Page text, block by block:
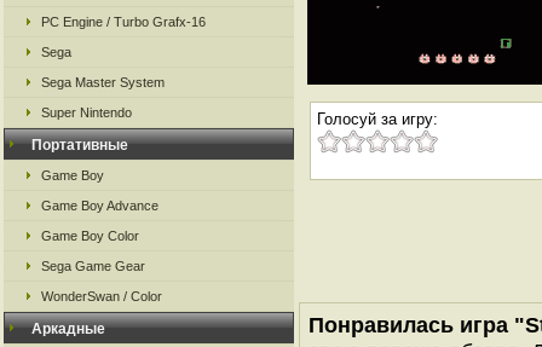
PC Engine / Turbo Grafx-16
Sega
Sega Master System
Super Nintendo
Портативные
Game Boy
Game Boy Advance
Game Boy Color
Sega Game Gear
WonderSwan / Color
Аркадные
Голосуй за игру:
Понравилась игра